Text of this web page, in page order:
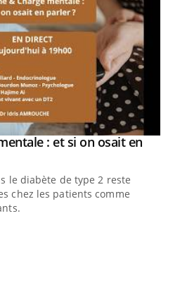
: et si on osait en
le diabète de type 2 reste
chez les patients comme